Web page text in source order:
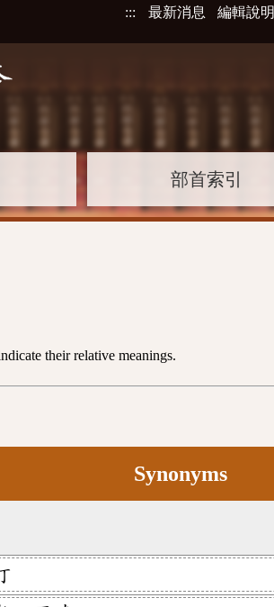
::: 最新消息 編輯說明
部首索引
their relative meanings.
Synonyms